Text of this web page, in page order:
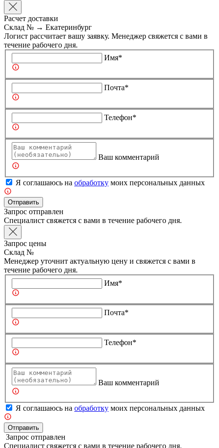
Расчет доставки
Склад № → Екатеринбург
Логист рассчитает вашу заявку. Менеджер свяжется с вами в
течение рабочего дня.
Имя*
Почта*
Телефон*
Ваш комментарий
Я соглашаюсь на обработку моих персональных данных
Отправить
Запрос отправлен
Специалист свяжется с вами в течение рабочего дня.
Запрос цены
Склад №
Менеджер уточнит актуальную цену и свяжется с вами в
течение рабочего дня.
Имя*
Почта*
Телефон*
Ваш комментарий
Я соглашаюсь на обработку моих персональных данных
Отправить
Запрос отправлен
Специалист свяжется с вами в течение рабочего дня.